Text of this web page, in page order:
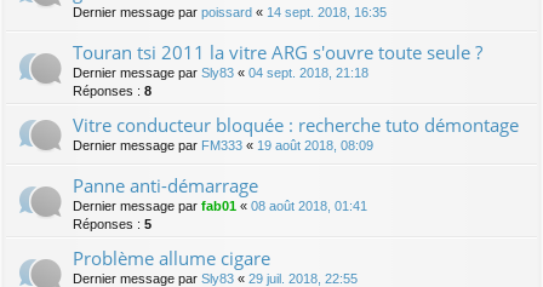
Dernier message par poissard « 14 sept. 2018, 16:35
Touran tsi 2011 la vitre ARG s'ouvre toute seule ?
Dernier message par Sly83 « 04 sept. 2018, 21:18
Réponses : 8
Vitre conducteur bloquée : recherche tuto démontage
Dernier message par FM333 « 19 août 2018, 08:09
Panne anti-démarrage
Dernier message par fab01 « 08 août 2018, 01:41
Réponses : 5
Problème allume cigare
Dernier message par Sly83 « 29 juil. 2018, 22:55